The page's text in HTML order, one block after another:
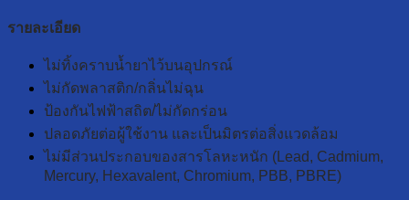
รายละเอียด
ไม่ทิ้งคราบน้ำยาไว้บนอุปกรณ์
ไม่กัดพลาสติก/กลิ่นไม่ฉุน
ป้องกันไฟฟ้าสถิต/ไม่กัดกร่อน
ปลอดภัยต่อผู้ใช้งาน และเป็นมิตรต่อสิ่งแวดล้อม
ไม่มีส่วนประกอบของสารโลหะหนัก (Lead, Cadmium,
Mercury, Hexavalent, Chromium, PBB, PBRE)